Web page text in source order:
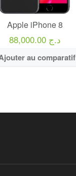
Apple iPhone 8
88,000.00 د.ج
au comparatif